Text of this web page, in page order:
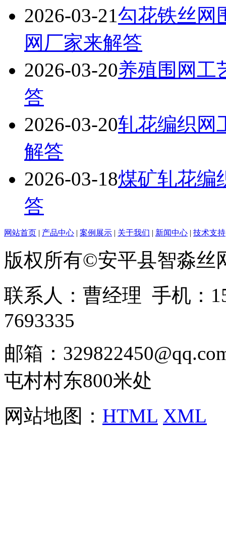
2026-03-21勾花铁丝网
网厂家来解答
2026-03-20养殖围网工
答
2026-03-20轧花编织网
解答
2026-03-18煤矿轧花编
答
网站首页 | 产品中心 | 案例展示 | 关于我们 | 新闻中心 | 技术支持
版权所有©安平县智淼丝
联系人：曹经理 手机：
7693335
邮箱：
屯村村东800米处
网站地图： HTML XML